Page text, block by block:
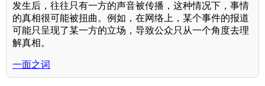
发生后，往往只有一方的声音被传播，这种情况下，事情
的真相很可能被扭曲。例如，在网络上，某个事件的报道
可能只呈现了某一方的立场，导致公众只从一个角度去理
解真相。
一面之词